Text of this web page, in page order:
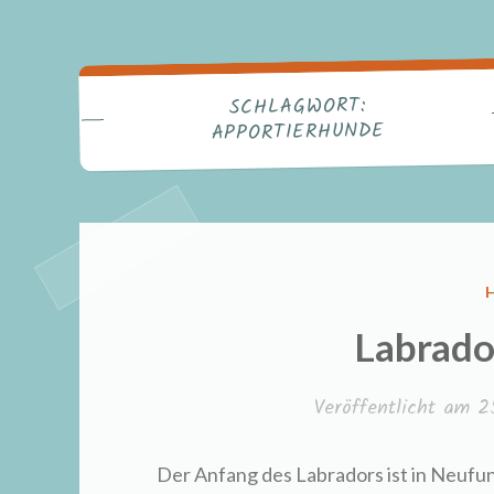
SCHLAGWORT:
APPORTIERHUNDE
Veröffentlicht am
Der Anfang des Labradors ist in